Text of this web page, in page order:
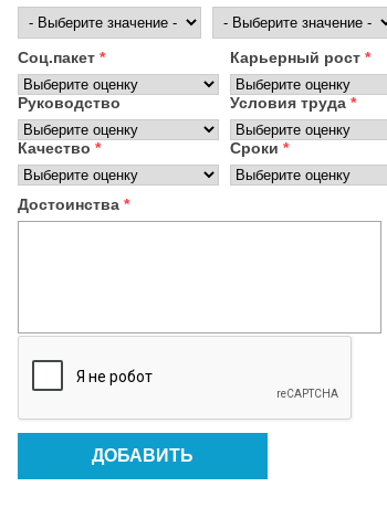
Соц.пакет * Карьерный рост *
Руководство Условия труда *
Качество * Сроки *
Достоинства *